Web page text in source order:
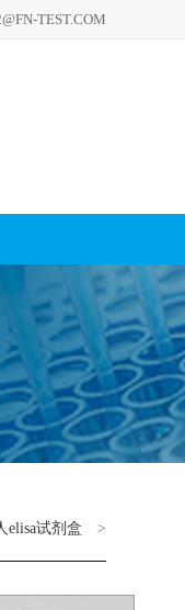
TEST.COM
elisa试剂盒 >